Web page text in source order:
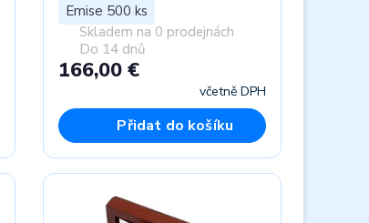
Emise 500 ks
Skladem na 0 prodejnách
Do 14 dnů
166,00 €
včetně DPH
Přidat do košíku